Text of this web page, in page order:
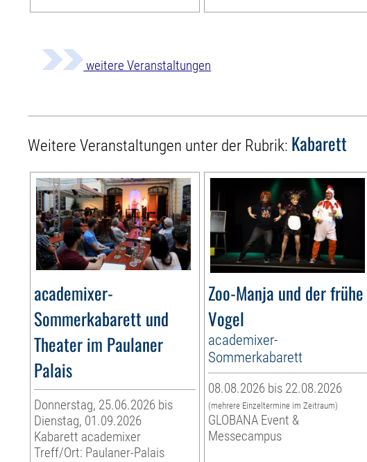
weitere Veranstaltungen
Weitere Veranstaltungen unter der Rubrik: Kabarett
academixer-
Sommerkabarett und
Theater im Paulaner
Palais
Donnerstag, 25.06.2026 bis
Dienstag, 01.09.2026
Kabarett academixer
Treff/Ort: Paulaner-Palais
Zoo-Manja und der frühe
Vogel
academixer-
Sommerkabarett
08.08.2026 bis 22.08.2026
(mehrere Einzeltermine im Zeitraum)
GLOBANA Event &
Messecampus